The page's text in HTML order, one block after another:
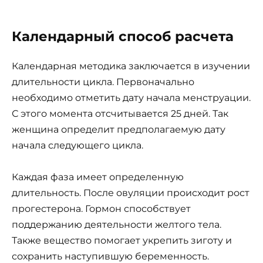
Календарный способ расчета
Календарная методика заключается в изучении
длительности цикла. Первоначально
необходимо отметить дату начала менструации.
С этого момента отсчитывается 25 дней. Так
женщина определит предполагаемую дату
начала следующего цикла.
Каждая фаза имеет определенную
длительность. После овуляции происходит рост
прогестерона. Гормон способствует
поддержанию деятельности желтого тела.
Также вещество помогает укрепить зиготу и
сохранить наступившую беременность.